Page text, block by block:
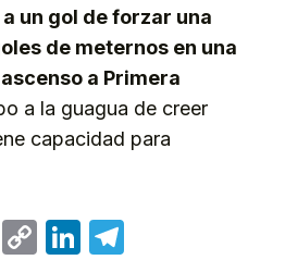
un gol de forzar una
de meternos en una
a Primera
a la guagua de creer
capacidad para
X
CopyLinkedIn